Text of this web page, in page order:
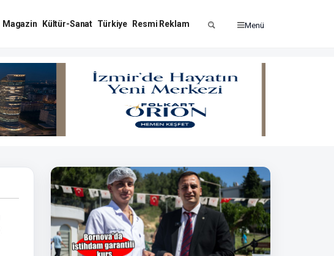
Magazin Kültür-Sanat Türkiye Resmi Reklam Menü